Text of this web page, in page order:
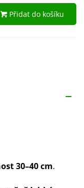
Přidat do košíku
30–40 cm.